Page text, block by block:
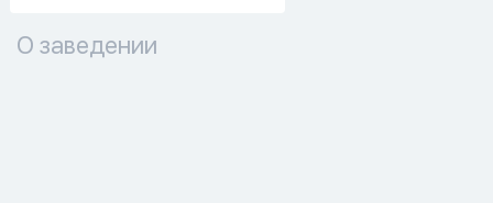
О заведении